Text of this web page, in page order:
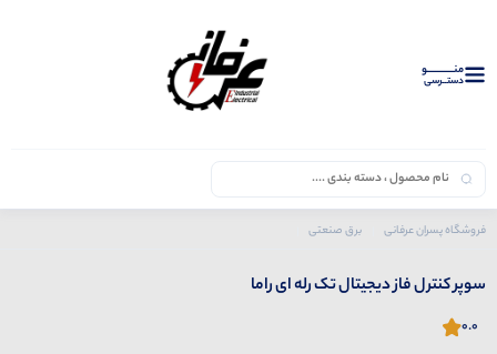
منــــــــــــو
دستــرسی
فروشگاه پسران عرفانی برق صنعتی
سوپر کنترل فاز دیجیتال تک رله ای راما
0.0